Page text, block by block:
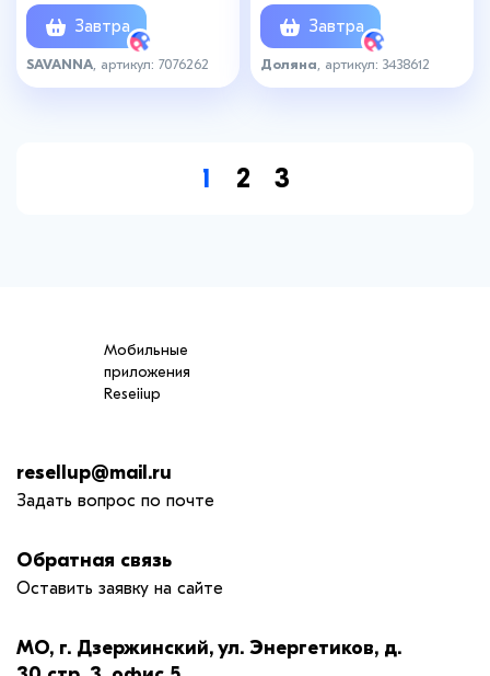
Завтра
SAVANNA , артикул: 7076262
Завтра
Доляна , артикул: 3438612
1 2 3
Мобильные
приложения
Reseiiup
resellup@mail.ru
Задать вопрос по почте
Обратная связь
Оставить заявку на сайте
МО, г. Дзержинский, ул. Энергетиков, д.